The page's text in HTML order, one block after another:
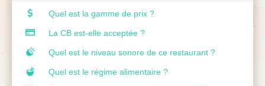
Quel est la gamme de prix ?
La CB est-elle acceptée ?
Quel est le niveau sonore de ce restaurant ?
Quel est le régime alimentaire ?